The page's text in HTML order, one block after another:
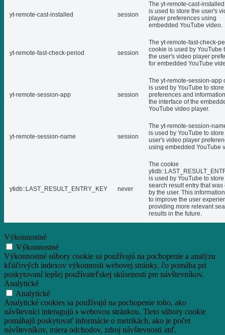
yt-remote-cast-installed session
The yt-remote-cast-
is used to store the user's
player preferences using
embedded YouTube video.
yt-remote-fast-check-period session
The yt-remote-fast-check-
cookie is used by YouTube
the user's video player
for embedded YouTube
yt-remote-session-app session
The yt-remote-session-app
is used by YouTube to
preferences and
the interface of the
YouTube video player.
yt-remote-session-name session
The yt-remote-session-
is used by YouTube to
user's video player
using embedded YouTube
ytidb::LAST_RESULT_ENTRY_KEY never
The cookie
is used by YouTube to
search result entry that was
by the user. This
to improve the user
providing more relevant
results in the future.
Výkonnostné
Výkonnostné
Výkonnostné súbory cookie sa používajú na pochopenie a analýzu
kľúčových indexov výkonnosti webovej stránky, čo pomáha pri
poskytovaní lepšej používateľskej skúsenosti pre návštevníkov.
Analytické
Analytické
Analytické cookies sa používajú na pochopenie toho, ako
návštevníci interagujú s webovou stránkou. Tieto súbory cookie
pomáhajú poskytovať informácie o metrikách, ako je počet
návštevníkov, miera odchodov, zdroj návštevnosti atď.